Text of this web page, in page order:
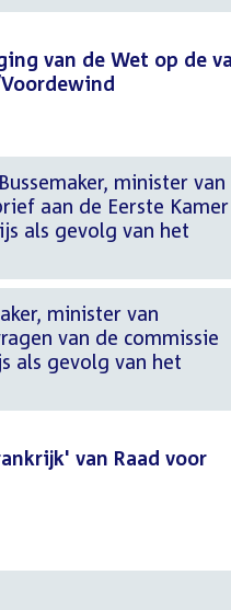
van de Wet op de
minister van
aan de Eerste Kamer
als gevolg van het
minister van
van de commissie
als gevolg van het
van Raad voor